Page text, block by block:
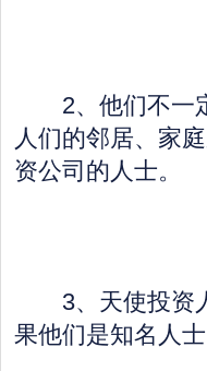
2、他们不一定
人们的邻居、家
资公司的人士。
3、天使投资人
果他们是知名人